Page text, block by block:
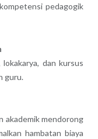
pedagogik
dan kursus
guru.
akademik mendorong
hambatan biaya